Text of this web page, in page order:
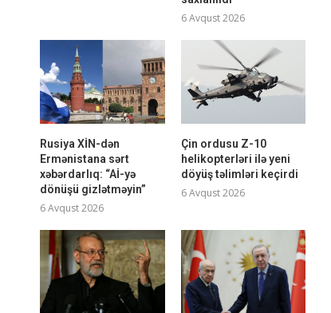
6 Avqust 2026
Rusiya XİN-dən
Ermənistana sərt
xəbərdarlıq: “Aİ-yə
dönüşü gizlətməyin”
6 Avqust 2026
Çin ordusu Z-10
helikopterləri ilə yeni
döyüş təlimləri keçirdi
6 Avqust 2026